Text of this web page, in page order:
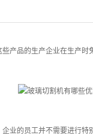
产品的生产企业在生产
业的员工并不需要进行